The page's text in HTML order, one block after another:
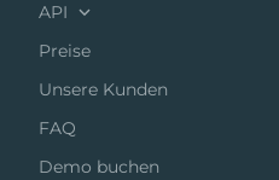
API
Preise
Unsere Kunden
FAQ
Demo buchen